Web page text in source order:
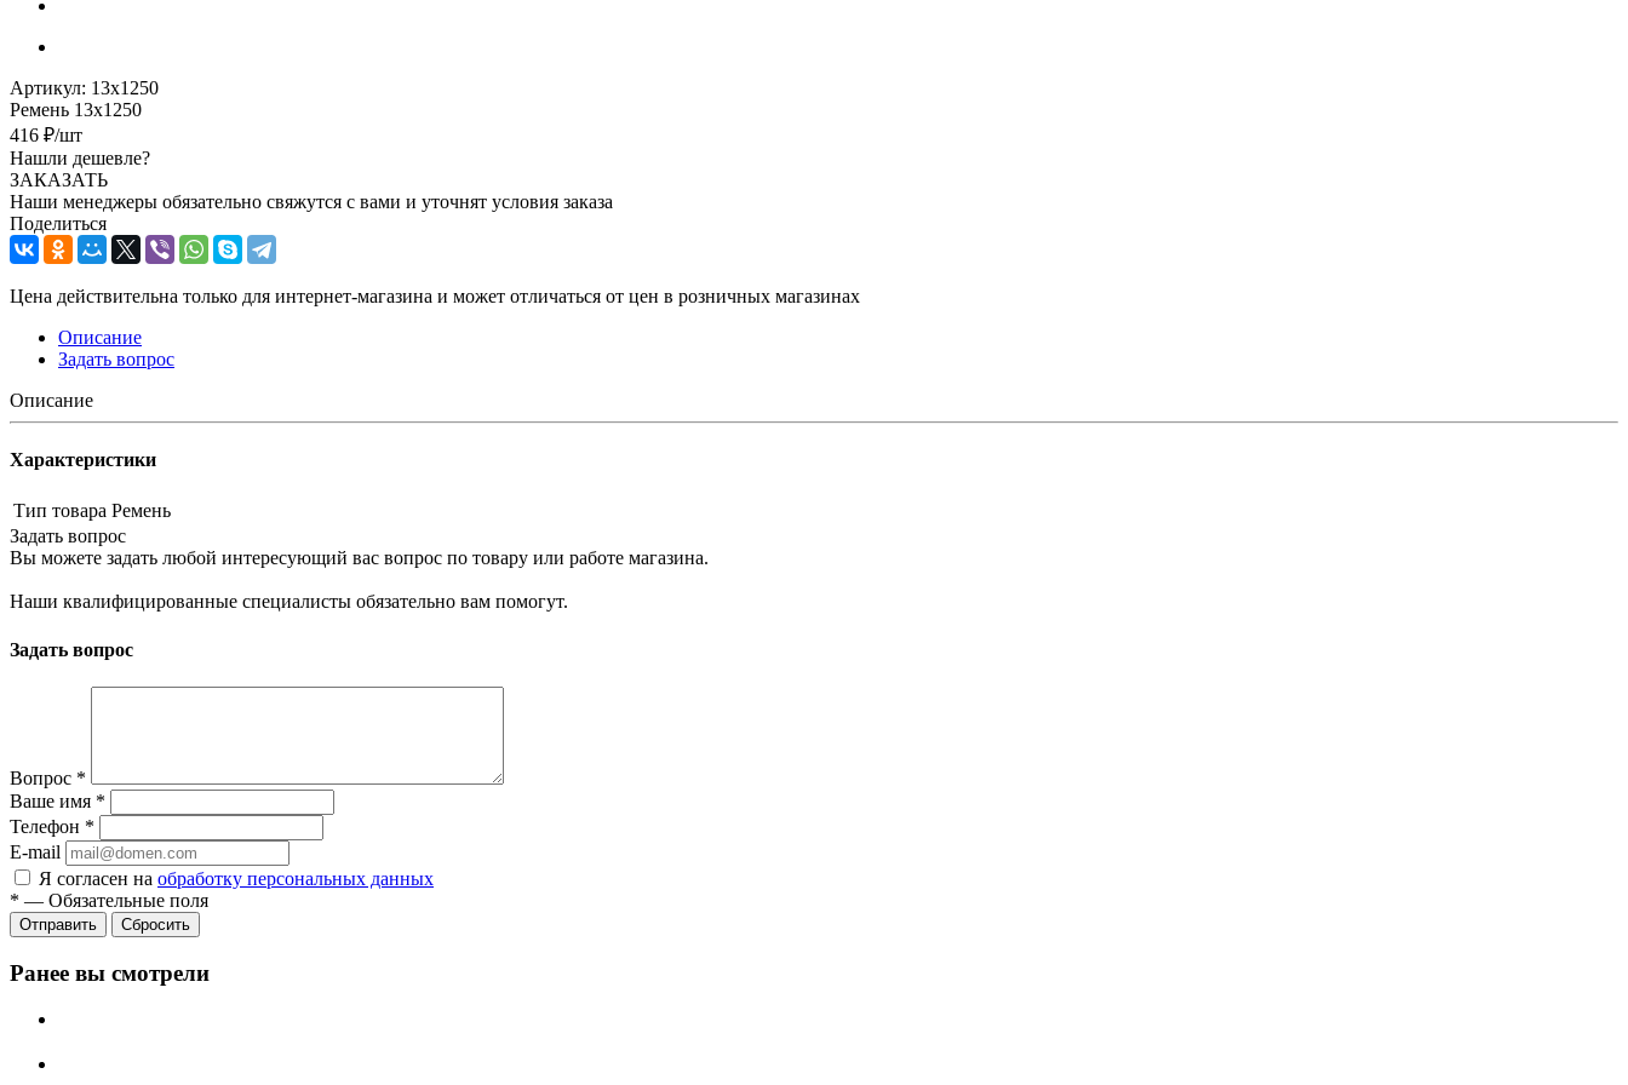
Артикул: 13х1250
Ремень 13х1250
416 ₽/шт
Нашли дешевле?
ЗАКАЗАТЬ
Наши менеджеры обязательно свяжутся с вами и уточнят условия заказа
Поделиться
Цена действительна только для интернет-магазина и может отличаться от цен в розничных магазинах
Описание
Задать вопрос
Описание
Характеристики
Тип товара Ремень
Задать вопрос
Вы можете задать любой интересующий вас вопрос по товару или работе магазина.
Наши квалифицированные специалисты обязательно вам помогут.
Задать вопрос
Вопрос *
Ваше имя *
Телефон *
E-mail
Я согласен на обработку персональных данных
* — Обязательные поля
Сбросить
Ранее вы смотрели